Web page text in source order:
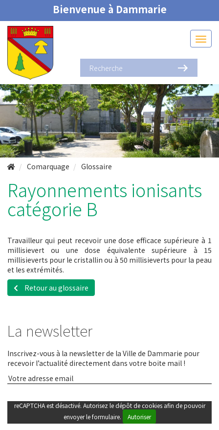
Bienvenue à Dammarie
Comarquage Glossaire
Rayonnements ionisants
catégorie B
Travailleur qui peut recevoir une dose efficace supérieure à 1
millisievert ou une dose équivalente supérieure à 15
millisieverts pour le cristallin ou à 50 millisieverts pour la peau
et les extrémités.
Retour au glossaire
La newsletter
Inscrivez-vous à la newsletter de la Ville de Dammarie pour
recevoir l’actualité directement dans votre boite mail !
reCAPTCHA est désactivé. Autorisez le dépôt de cookies afin de pouvoir
envoyer le formulaire.
Autoriser